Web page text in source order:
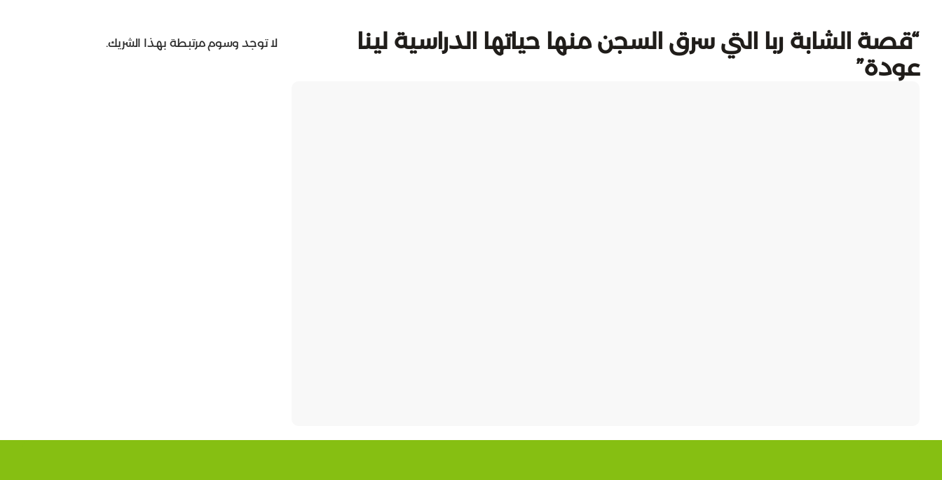
“قصة الشابة ربا التي سرق السجن منها حياتها الدراسية لينا
عودة”
لا توجد وسوم مرتبطة بهذا الشريك.